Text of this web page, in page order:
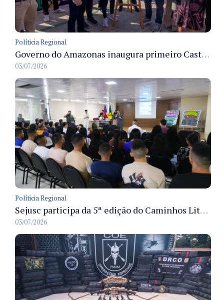
Políticia Regional
Governo do Amazonas inaugura primeiro Castramóvel Fluvial para atendimento veterinário às comunidades ribeirinhas e castração gratuita
03/07/2026
Políticia Regional
Sejusc participa da 5ª edição do Caminhos Literários com foco na cultura hip-hop nas unidades socioeducativas
03/07/2026